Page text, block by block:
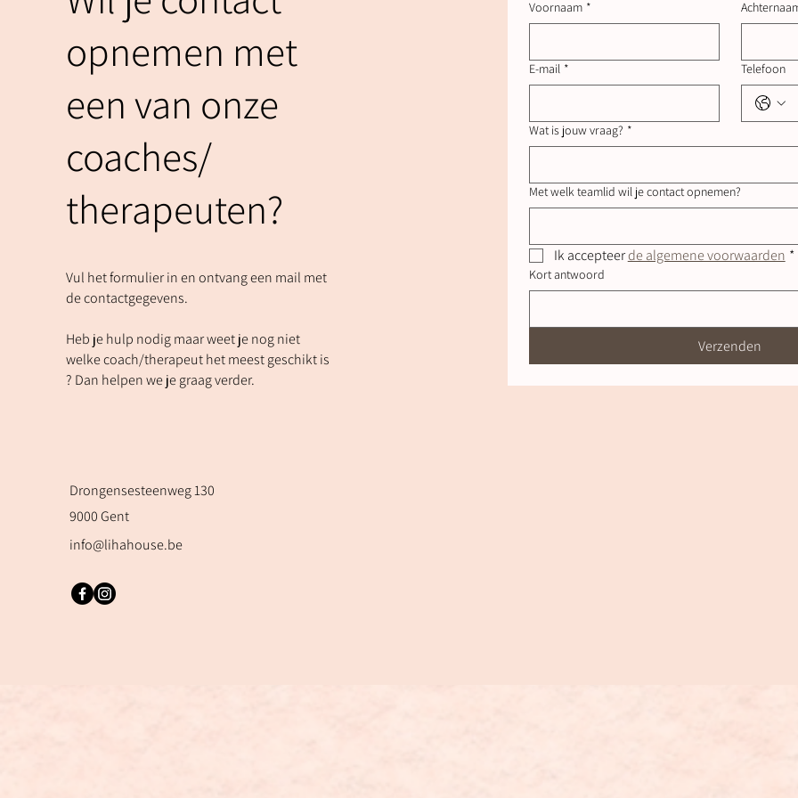
opnemen met
een van onze
coaches/
therapeuten?
Vul het formulier in en ontvang een mail met
de contactgegevens.
Heb je hulp nodig maar weet je nog niet
welke coach/therapeut het meest geschikt is
? Dan helpen we je graag verder.
Drongensesteenweg 130
9000 Gent
info@lihahouse.be
Voornaam *
E-mail * Telefoon
Wat is jouw vraag? *
Met welk teamlid wil je contact opnemen?
Ik accepteer de algemene voorwaarden *
Kort antwoord
Verzenden